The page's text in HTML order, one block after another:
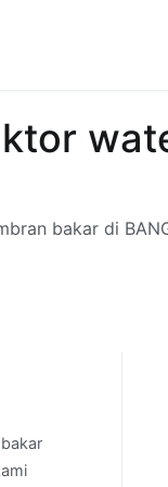
bakar di